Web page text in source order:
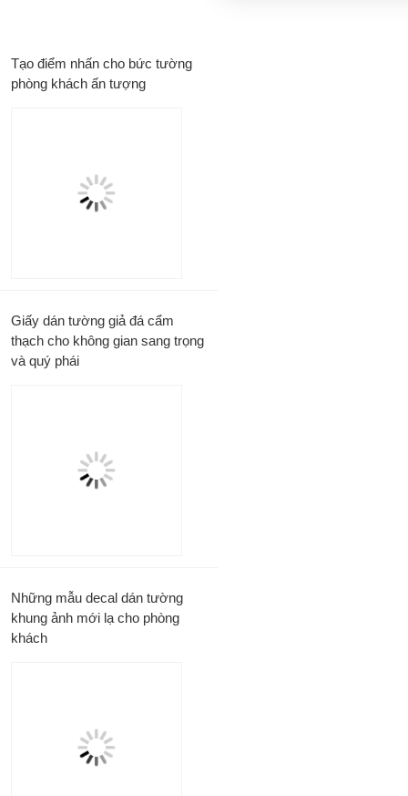
Tạo điểm nhấn cho bức tường
phòng khách ấn tượng
Giấy dán tường giả đá cẩm
thạch cho không gian sang trọng
và quý phái
Những mẫu decal dán tường
khung ảnh mới lạ cho phòng
khách